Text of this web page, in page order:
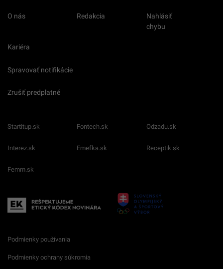
O nás Redakcia
Nahlásiť
chybu
Kariéra
Spravovať notifikácie
Zrušiť predplatné
Startitup.sk Fontech.sk Odzadu.sk
Interez.sk Emefka.sk Receptik.sk
Femm.sk
Podmienky používania
Podmienky ochrany súkromia